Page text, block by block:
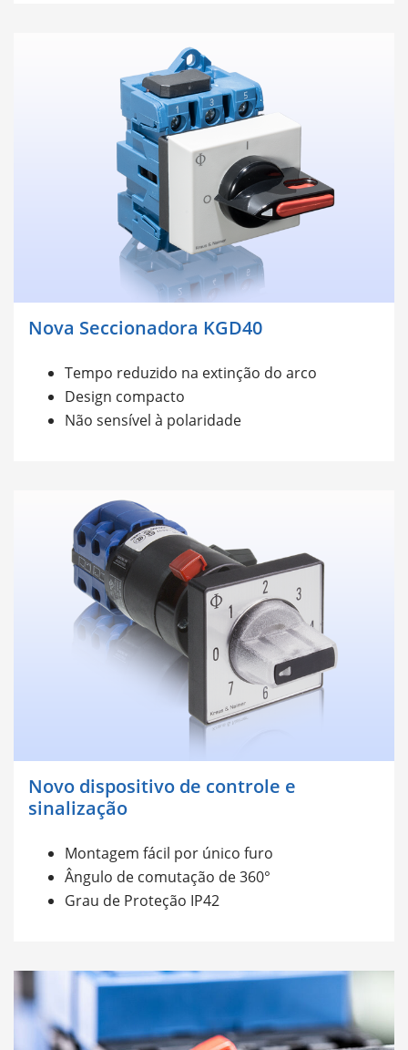
Nova Seccionadora KGD40
Tempo reduzido na extinção do arco
Design compacto
Não sensível à polaridade
Novo dispositivo de controle e
sinalização
Montagem fácil por único furo
Ângulo de comutação de 360°
Grau de Proteção IP42